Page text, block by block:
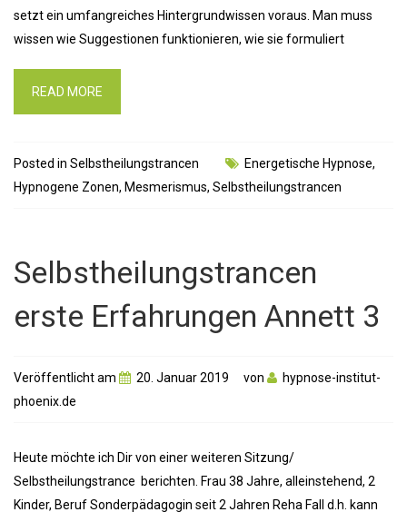
setzt ein umfangreiches Hintergrundwissen voraus. Man muss
wissen wie Suggestionen funktionieren, wie sie formuliert
READ MORE
Posted in Selbstheilungstrancen Energetische Hypnose,
Hypnogene Zonen, Mesmerismus, Selbstheilungstrancen
Selbstheilungstrancen
erste Erfahrungen Annett 3
Veröffentlicht am 20. Januar 2019 von
hypnose-institut-
phoenix.de
Heute möchte ich Dir von einer weiteren Sitzung/
Selbstheilungstrance berichten. Frau 38 Jahre, alleinstehend, 2
Kinder, Beruf Sonderpädagogin seit 2 Jahren Reha Fall d.h. kann